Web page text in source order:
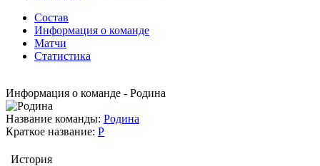
Состав
Информация о команде
Матчи
Статистика
Информация о команде - Родина
Название команды: Родина
Краткое название: Р
История